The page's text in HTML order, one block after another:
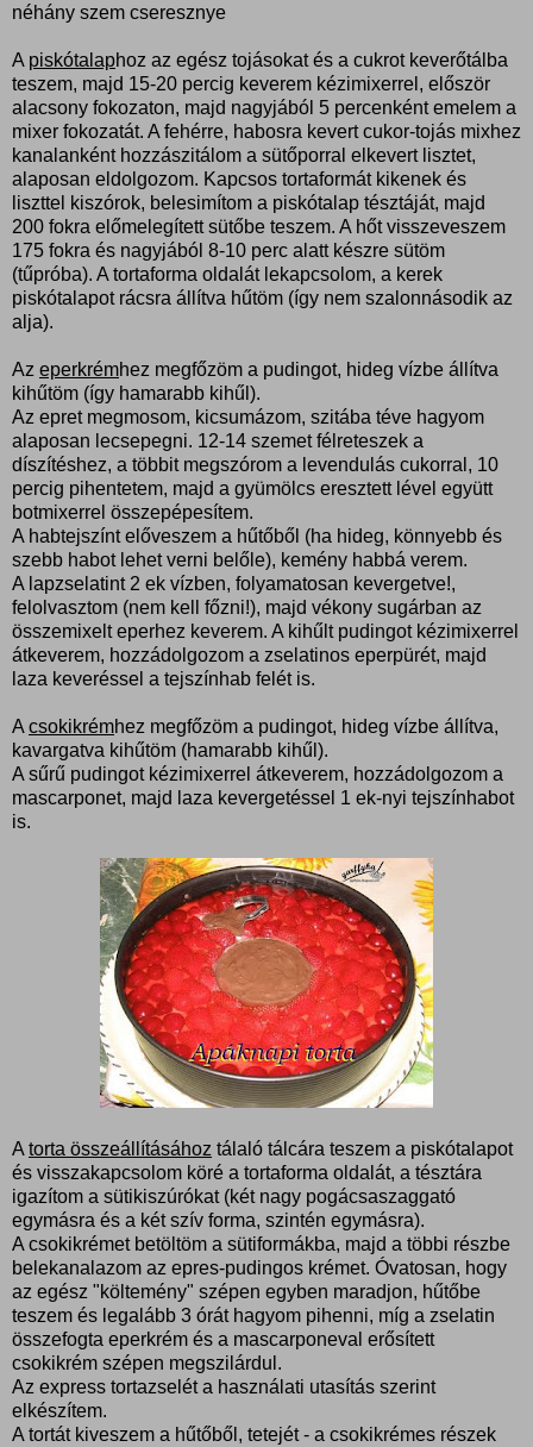
néhány szem cseresznye
A piskótalaphoz az egész tojásokat és a cukrot keverőtálba
teszem, majd 15-20 percig keverem kézimixerrel, először
alacsony fokozaton, majd nagyjából 5 percenként emelem a
mixer fokozatát. A fehérre, habosra kevert cukor-tojás mixhez
kanalanként hozzászitálom a sütőporral elkevert lisztet,
alaposan eldolgozom. Kapcsos tortaformát kikenek és
liszttel kiszórok, belesimítom a piskótalap tésztáját, majd
200 fokra előmelegített sütőbe teszem. A hőt visszeveszem
175 fokra és nagyjából 8-10 perc alatt készre sütöm
(tűpróba). A tortaforma oldalát lekapcsolom, a kerek
piskótalapot rácsra állítva hűtöm (így nem szalonnásodik az
alja).
Az eperkrémhez megfőzöm a pudingot, hideg vízbe állítva
kihűtöm (így hamarabb kihűl).
Az epret megmosom, kicsumázom, szitába téve hagyom
alaposan lecsepegni. 12-14 szemet félreteszek a
díszítéshez, a többit megszórom a levendulás cukorral, 10
percig pihentetem, majd a gyümölcs eresztett lével együtt
botmixerrel összepépesítem.
A habtejszínt előveszem a hűtőből (ha hideg, könnyebb és
szebb habot lehet verni belőle), kemény habbá verem.
A lapzselatint 2 ek vízben, folyamatosan kevergetve!,
felolvasztom (nem kell főzni!), majd vékony sugárban az
összemixelt eperhez keverem. A kihűlt pudingot kézimixerrel
átkeverem, hozzádolgozom a zselatinos eperpürét, majd
laza keveréssel a tejszínhab felét is.
A csokikrémhez megfőzöm a pudingot, hideg vízbe állítva,
kavargatva kihűtöm (hamarabb kihűl).
A sűrű pudingot kézimixerrel átkeverem, hozzádolgozom a
mascarponet, majd laza kevergetéssel 1 ek-nyi tejszínhabot
is.
A torta összeállításához tálaló tálcára teszem a piskótalapot
és visszakapcsolom köré a tortaforma oldalát, a tésztára
igazítom a sütikiszúrókat (két nagy pogácsaszaggató
egymásra és a két szív forma, szintén egymásra).
A csokikrémet betöltöm a sütiformákba, majd a többi részbe
belekanalazom az epres-pudingos krémet. Óvatosan, hogy
az egész "költemény" szépen egyben maradjon, hűtőbe
teszem és legalább 3 órát hagyom pihenni, míg a zselatin
összefogta eperkrém és a mascarponeval erősített
csokikrém szépen megszilárdul.
Az express tortazselét a használati utasítás szerint
elkészítem.
A tortát kiveszem a hűtőből, tetejét - a csokikrémes részek